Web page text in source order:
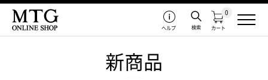
カート
0
検索
ヘルプ
新商品